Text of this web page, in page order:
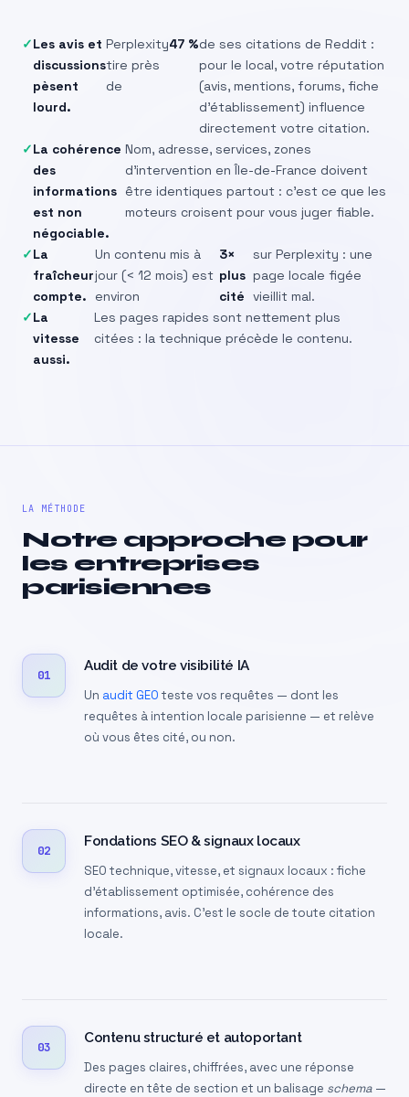
Les avis et
discussions
pèsent
lourd.
Perplexity
tire près
de
47 %de ses citations de Reddit :
pour le local, votre réputation
(avis, mentions, forums, fiche
d’établissement) influence
directement votre citation.
La cohérence
des
informations
est non
négociable.
Nom, adresse, services, zones
d’intervention en Île-de-France doivent
être identiques partout : c’est ce que les
moteurs croisent pour vous juger fiable.
La
fraîcheur
compte.
Un contenu mis à
jour (< 12 mois) est
environ
3×
plus
cité
sur Perplexity : une
page locale figée
vieillit mal.
La
vitesse
aussi.
Les pages rapides sont nettement plus
citées : la technique précède le contenu.
LA MÉTHODE
Notre approche pour
les entreprises
parisiennes
01
Audit de votre visibilité IA
Un audit GEO teste vos requêtes — dont les
requêtes à intention locale parisienne — et relève
où vous êtes cité, ou non.
02
Fondations SEO & signaux locaux
SEO technique, vitesse, et signaux locaux : fiche
d’établissement optimisée, cohérence des
informations, avis. C’est le socle de toute citation
locale.
03
Contenu structuré et autoportant
Des pages claires, chiffrées, avec une réponse
directe en tête de section et un balisage schema —